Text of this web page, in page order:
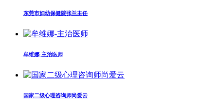
东莞市妇幼保健院张兰主任
牟维娜-主治医师
国家二级心理咨询师尚爱云